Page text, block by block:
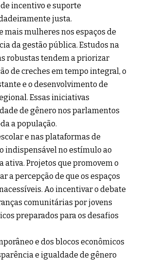
incentivo e suporte
justa.
mais mulheres nos espaços de
da gestão pública. Estudos na
robustas tendem a priorizar
de creches em tempo integral, o
e o desenvolvimento de
Essas iniciativas
de gênero nos parlamentos
a população.
e nas plataformas de
indispensável no estímulo ao
Projetos que promovem o
percepção de que os espaços
Ao incentivar o debate
comunitárias por jovens
preparados para os desafios
e dos blocos econômicos
e igualdade de gênero